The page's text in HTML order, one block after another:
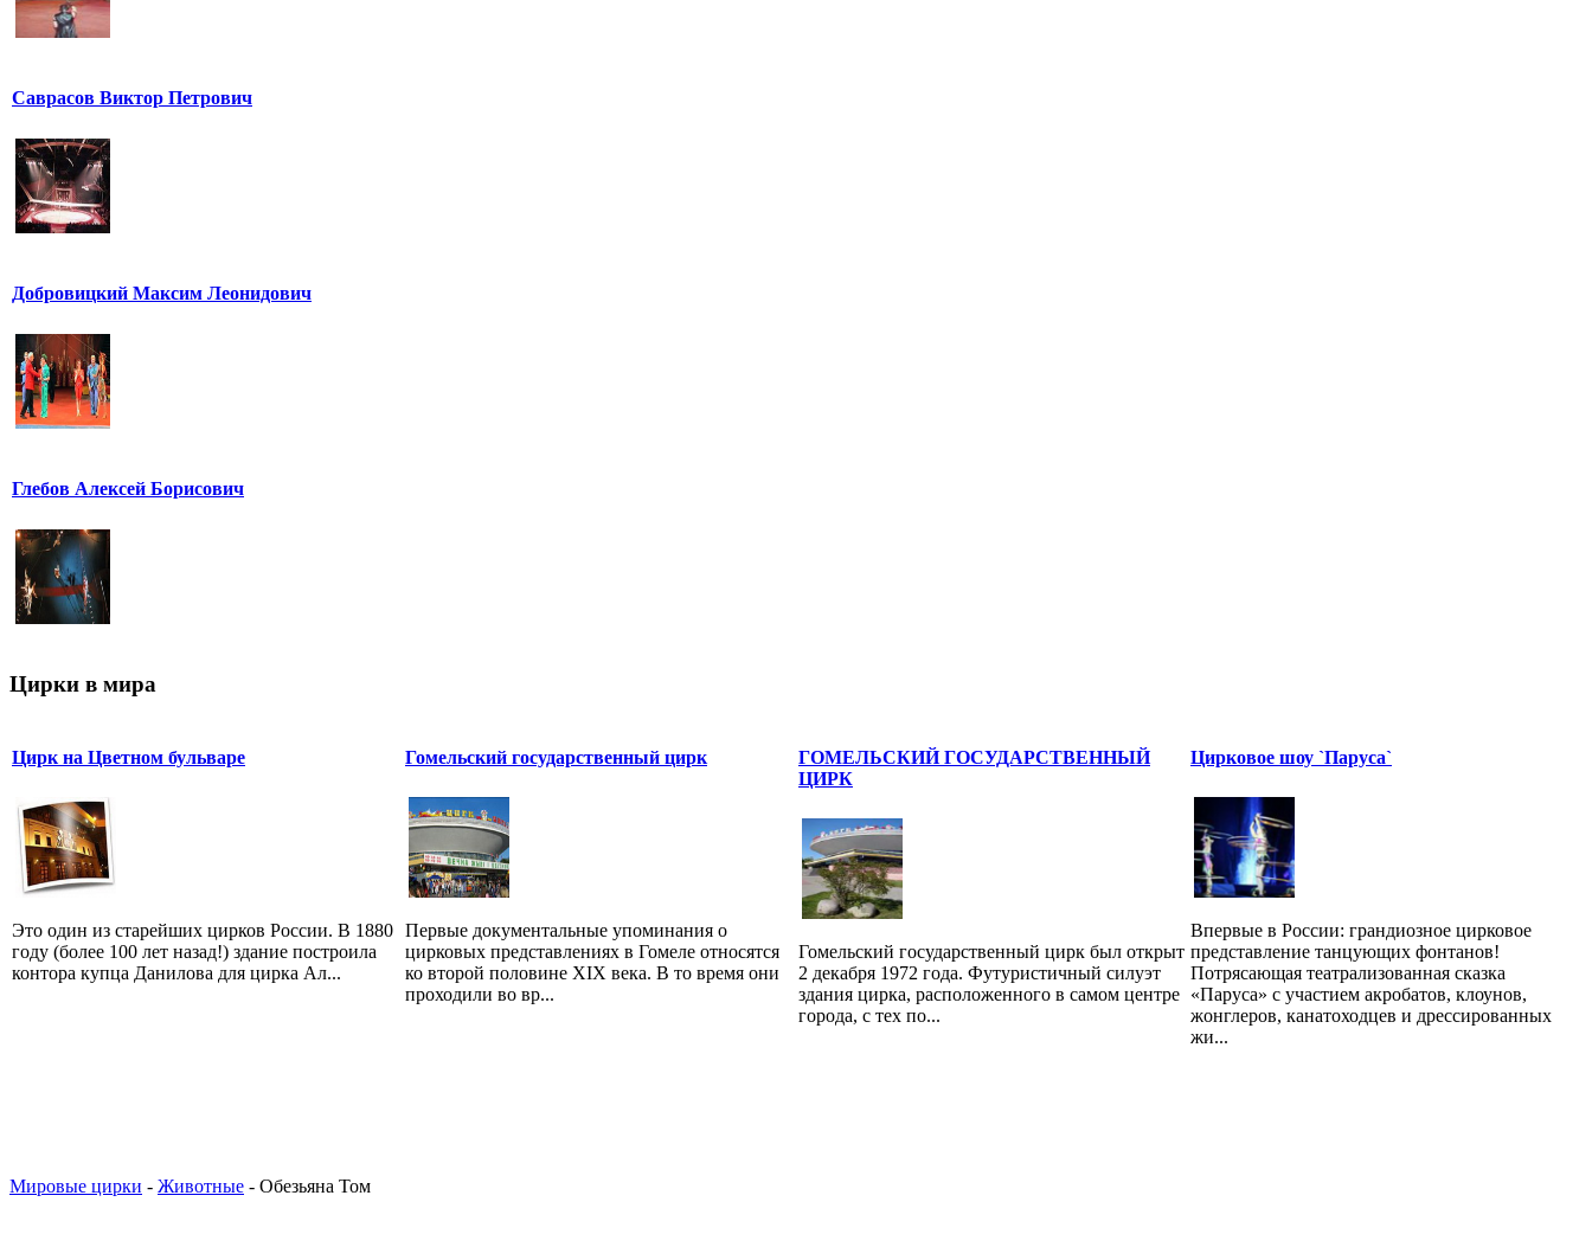
Саврасов Виктор Петрович
Добровицкий Максим Леонидович
Глебов Алексей Борисович
Цирки в мира
Цирк на Цветном бульваре
Это один из старейших цирков России. В 1880
году (более 100 лет назад!) здание построила
контора купца Данилова для цирка Ал...
Гомельский государственный цирк
Первые документальные упоминания о
цирковых представлениях в Гомеле относятся
ко второй половине XIX века. В то время они
проходили во вр...
ГОМЕЛЬСКИЙ ГОСУДАРСТВЕННЫЙ
ЦИРК
Гомельский государственный цирк был открыт
2 декабря 1972 года. Футуристичный силуэт
здания цирка, расположенного в самом центре
города, с тех по...
Цирковое шоу `Паруса`
Впервые в России: грандиозное цирковое
представление танцующих фонтанов!
Потрясающая театрализованная сказка
«Паруса» с участием акробатов, клоунов,
жонглеров, канатоходцев и дрессированных
жи...
Мировые цирки - Животные - Обезьяна Том